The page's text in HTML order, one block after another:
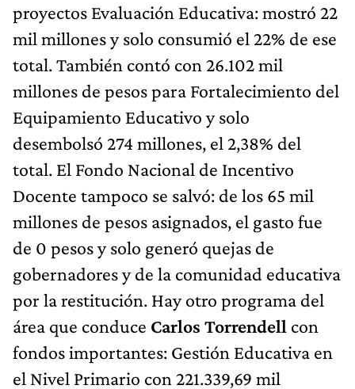
proyectos Evaluación Educativa: mostró 22
mil millones y solo consumió el 22% de ese
total. También contó con 26.102 mil
millones de pesos para Fortalecimiento del
Equipamiento Educativo y solo
desembolsó 274 millones, el 2,38% del
total. El Fondo Nacional de Incentivo
Docente tampoco se salvó: de los 65 mil
millones de pesos asignados, el gasto fue
de 0 pesos y solo generó quejas de
gobernadores y de la comunidad educativa
por la restitución. Hay otro programa del
área que conduce Carlos Torrendell con
fondos importantes: Gestión Educativa en
el Nivel Primario con 221.339,69 mil